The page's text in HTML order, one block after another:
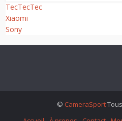
TecTecTec
Xiaomi
Sony
© CameraSport